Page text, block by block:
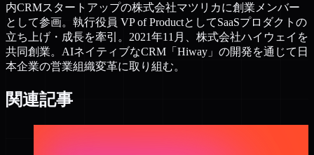
内CRMスタートアップの株式会社マツリカに創業メンバー
として参画。執行役員 VP of ProductとしてSaaSプロダクトの
立ち上げ・成長を牽引。2021年11月、株式会社ハイウェイを
共同創業。AIネイティブなCRM「Hiway」の開発を通じて日
本企業の営業組織変革に取り組む。
関連記事